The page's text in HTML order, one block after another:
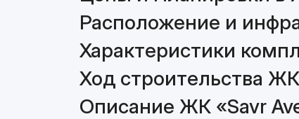
Расположение и
Характеристики
Ход строительства
Описание ЖК «Savr